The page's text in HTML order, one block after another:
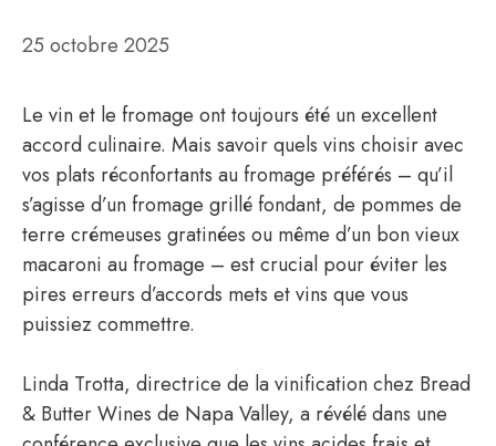
25 octobre 2025
Le vin et le fromage ont toujours été un excellent
accord culinaire. Mais savoir quels vins choisir avec
vos plats réconfortants au fromage préférés – qu’il
s’agisse d’un fromage grillé fondant, de pommes de
terre crémeuses gratinées ou même d’un bon vieux
macaroni au fromage – est crucial pour éviter les
pires erreurs d’accords mets et vins que vous
puissiez commettre.
Linda Trotta, directrice de la vinification chez Bread
& Butter Wines de Napa Valley, a révélé dans une